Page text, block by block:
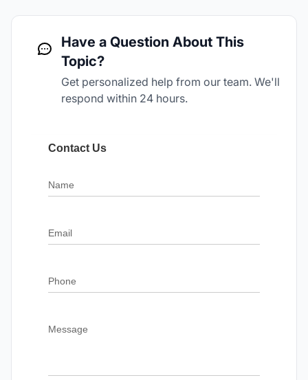
Have a Question About This
Topic?
Get personalized help from our team. We'll
respond within 24 hours.